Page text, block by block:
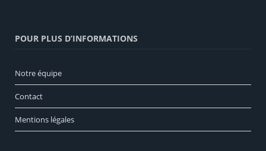
POUR PLUS D’INFORMATIONS
Notre équipe
Contact
Mentions légales